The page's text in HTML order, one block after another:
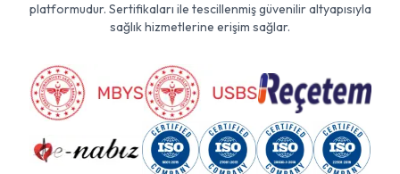
platformudur. Sertifikaları ile tescillenmiş güvenilir altyapısıyla
sağlık hizmetlerine erişim sağlar.